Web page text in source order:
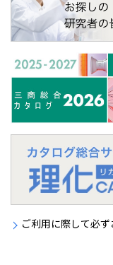
ご利用に際して必